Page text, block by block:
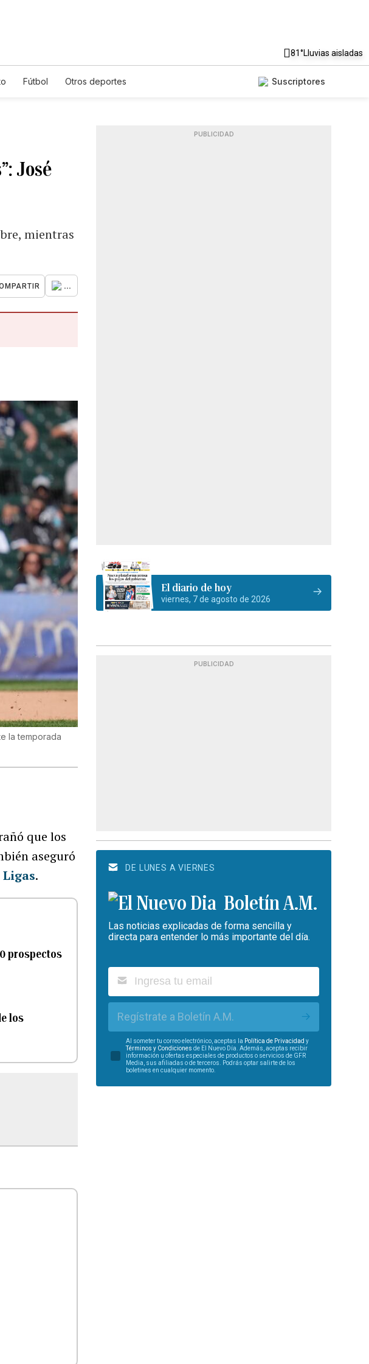
81°Lluvias aisladas
Fútbol Otros deportes Suscriptores
José
mientras
...
la temporada
que los
aseguró
Ligas.
prospectos
los
PUBLICIDAD
El diario de hoy
viernes, 7 de agosto de 2026
PUBLICIDAD
DE LUNES A VIERNES
Boletín A.M.
Las noticias explicadas de forma sencilla y
directa para entender lo más importante del día.
Regístrate a Boletín A.M.
Al someter tu correo electrónico, aceptas la Política de Privacidad y
Términos y Condiciones de El Nuevo Día. Además, aceptas recibir
información u ofertas especiales de productos o servicios de GFR
Media, sus afiliadas o de terceros. Podrás optar salirte de los
boletines en cualquier momento.